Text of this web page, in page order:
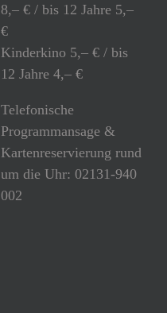
8,– € / bis 12 Jahre 5,–
€
Kinderkino 5,– € / bis
12 Jahre 4,– €
Telefonische
Programmansage &
Kartenreservierung rund
um die Uhr: 02131-940
002